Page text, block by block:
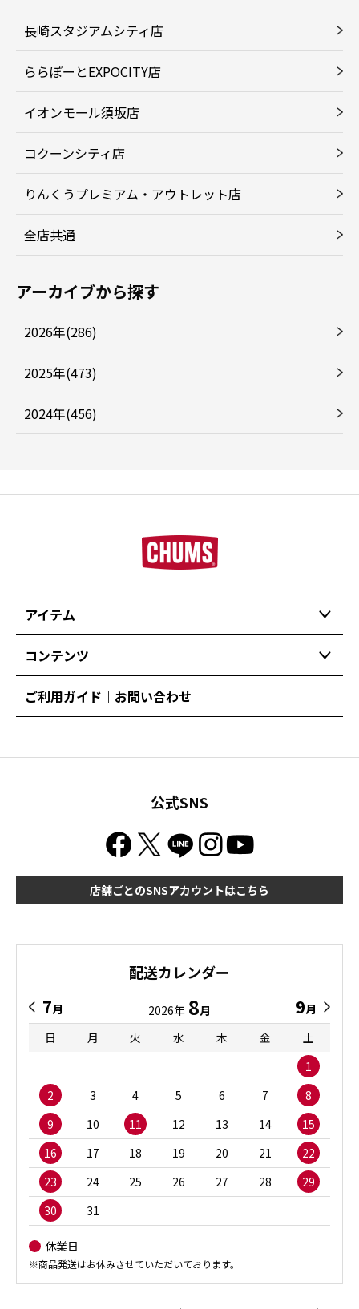
長崎スタジアムシティ店
ららぽーとEXPOCITY店
イオンモール須坂店
コクーンシティ店
りんくうプレミアム・アウトレット店
全店共通
アーカイブから探す
2026年(286)
2025年(473)
2024年(456)
アイテム
コンテンツ
ご利用ガイド｜お問い合わせ
公式SNS
店舗ごとのSNSアカウントはこちら
配送カレンダー
7月 2026年 8月 9月
日
月 火 水 木 金
土
1
2
3 4 5 6 7
8
9
10 11 12 13 14
15
16
17 18 19 20 21
22
23
24 25 26 27 28
29
30
31
休業日
※商品発送はお休みさせていただいております。